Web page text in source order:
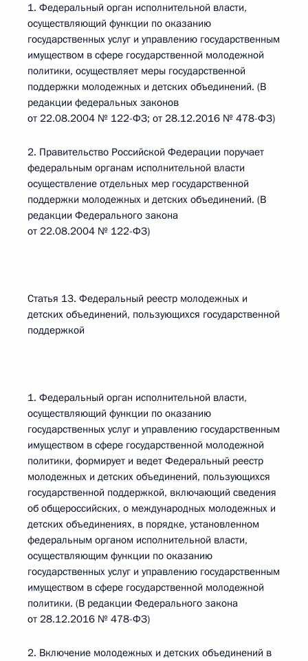
1. Федеральный орган исполнительной власти,
осуществляющий функции по оказанию
государственных услуг и управлению государственным
имуществом в сфере государственной молодежной
политики, осуществляет меры государственной
поддержки молодежных и детских объединений. (В
редакции федеральных законов
от 22.08.2004 № 122-ФЗ; от 28.12.2016 № 478-ФЗ)
2. Правительство Российской Федерации поручает
федеральным органам исполнительной власти
осуществление отдельных мер государственной
поддержки молодежных и детских объединений. (В
редакции Федерального закона
от 22.08.2004 № 122-ФЗ)
Статья 13. Федеральный реестр молодежных и
детских объединений, пользующихся государственной
поддержкой
1. Федеральный орган исполнительной власти,
осуществляющий функции по оказанию
государственных услуг и управлению государственным
имуществом в сфере государственной молодежной
политики, формирует и ведет Федеральный реестр
молодежных и детских объединений, пользующихся
государственной поддержкой, включающий сведения
об общероссийских, о международных молодежных и
детских объединениях, в порядке, установленном
федеральным органом исполнительной власти,
осуществляющим функции по оказанию
государственных услуг и управлению государственным
имуществом в сфере государственной молодежной
политики. (В редакции Федерального закона
от 28.12.2016 № 478-ФЗ)
2. Включение молодежных и детских объединений в